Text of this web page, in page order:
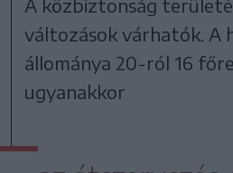
A közbiztonság
változások várhatók. A
állománya 20-ról 16
ugyanakkor